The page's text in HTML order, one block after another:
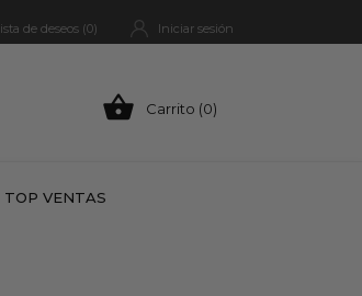
de deseos (0) Iniciar sesión
 Carrito (0)
TOP VENTAS